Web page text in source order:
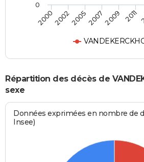
20002002200520072009 2011
0
Répartition des décès de
sexe
Données exprimées en nombre de
Insee)